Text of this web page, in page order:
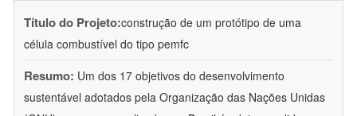
Título do Projeto:construção de um protótipo de uma
célula combustível do tipo pemfc
Resumo: Um dos 17 objetivos do desenvolvimento
sustentável adotados pela Organização das Nações Unidas